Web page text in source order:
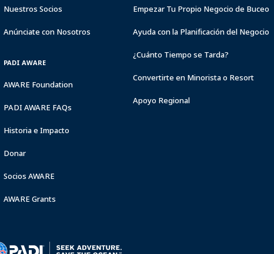
Nuestros Socios
Anúnciate con Nosotros
PADI AWARE
AWARE Foundation
PADI AWARE FAQs
Historia e Impacto
Donar
Socios AWARE
AWARE Grants
Empezar Tu Propio Negocio de Buceo
Ayuda con la Planificación del Negocio
¿Cuánto Tiempo se Tarda?
Convertirte en Minorista o Resort
Apoyo Regional